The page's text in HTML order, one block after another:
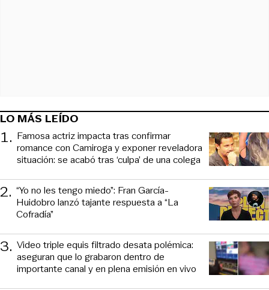
LO MÁS LEÍDO
1. Famosa actriz impacta tras confirmar
romance con Camiroga y exponer reveladora
situación: se acabó tras ‘culpa’ de una colega
2. “Yo no les tengo miedo”: Fran García-
Huidobro lanzó tajante respuesta a “La
Cofradía”
3. Video triple equis filtrado desata polémica:
aseguran que lo grabaron dentro de
importante canal y en plena emisión en vivo